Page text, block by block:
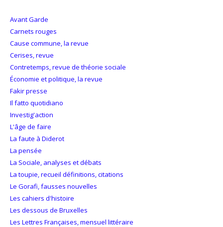
Avant Garde
Carnets rouges
Cause commune, la revue
Cerises, revue
Contretemps, revue de théorie sociale
Économie et politique, la revue
Fakir presse
Il fatto quotidiano
Investig'action
L'âge de faire
La faute à Diderot
La pensée
La Sociale, analyses et débats
La toupie, recueil définitions, citations
Le Gorafi, fausses nouvelles
Les cahiers d'histoire
Les dessous de Bruxelles
Les Lettres Françaises, mensuel littéraire